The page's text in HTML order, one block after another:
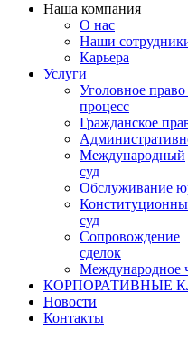
Наша компания
О нас
Наши
Карьера
Услуги
Уголовное право
процесс
Гражданское
Международный
суд
Обслуживание
суд
Сопровождение
сделок
Международное
КОРПОРАТИВНЫЕ
Новости
Контакты